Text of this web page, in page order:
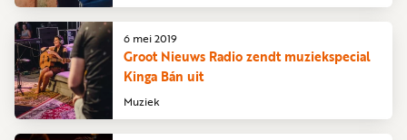
Muziek
Groot Nieuws Radio zendt muziekspecial
Kinga Bán uit
6 mei 2019